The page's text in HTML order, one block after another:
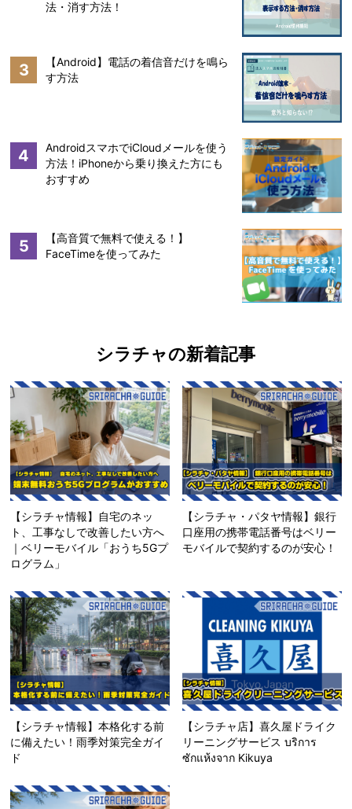
法・消す方法！
3
【Android】電話の着信音だけを鳴ら
す方法
4
AndroidスマホでiCloudメールを使う
方法！iPhoneから乗り換えた方にも
おすすめ
5
【高音質で無料で使える！】
FaceTimeを使ってみた
シラチャの新着記事
【シラチャ情報】自宅のネッ
ト、工事なしで改善したい方へ
｜ベリーモバイル「おうち5Gプ
ログラム」
【シラチャ・パタヤ情報】銀行
口座用の携帯電話番号はベリー
モバイルで契約するのが安心！
【シラチャ情報】本格化する前
に備えたい！雨季対策完全ガイ
ド
【シラチャ店】喜久屋ドライク
リーニングサービス บริการ
ซักแห้งจาก Kikuya